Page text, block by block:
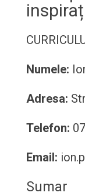
Numele:
Adresa:
Telefon:
Email:
Sumar